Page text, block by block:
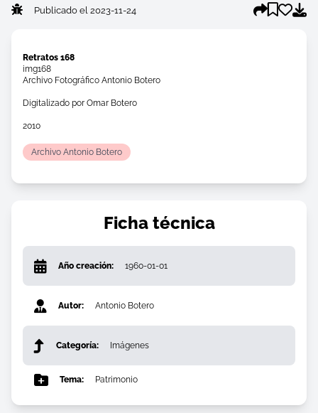
Publicado el 2023-11-24
Retratos 168
img168
Archivo Fotográfico Antonio Botero
Digitalizado por Omar Botero
2010
Archivo Antonio Botero
Ficha técnica
Año creación: 1960-01-01
Autor: Antonio Botero
Categoría: Imágenes
Tema: Patrimonio